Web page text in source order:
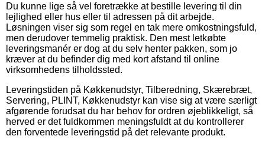
Du kunne lige så vel foretrække at bestille levering til din
lejlighed eller hus eller til adressen på dit arbejde.
Løsningen viser sig som regel en tak mere omkostningsfuld,
men derudover temmelig praktisk. Den mest letkøbte
leveringsmanér er dog at du selv henter pakken, som jo
kræver at du befinder dig med kort afstand til online
virksomhedens tilholdssted.
Leveringstiden på Køkkenudstyr, Tilberedning, Skærebræt,
Servering, PLINT, Køkkenudstyr kan vise sig at være særligt
afgørende forudsat du har behov for ordren øjeblikkeligt, så
herved er det fuldkommen meningsfuldt at du kontrollerer
den forventede leveringstid på det relevante produkt.